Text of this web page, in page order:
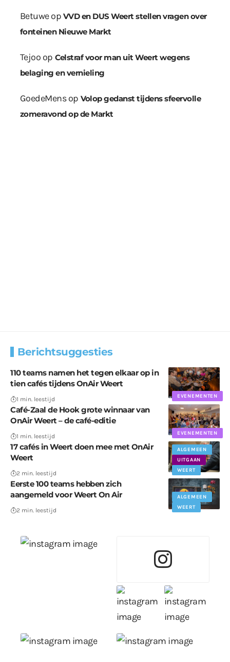
Betuweop VVD en DUS Weert stellen vragen over
fonteinen Nieuwe Markt
Tejoo op Celstraf voor man uit Weert wegens
belaging en vernieling
GoedeMensop Volop gedanst tijdens sfeervolle
zomeravond op de Markt
Berichtsuggesties
EVENEMENTEN
110 teams namen het tegen elkaar op in
tien cafés tijdens OnAir Weert
1 min. leestijd
EVENEMENTEN
Café-Zaal de Hook grote winnaar van
OnAir Weert – de café-editie
1 min. leestijd
ALGEMEEN
UITGAAN
WEERT
17 cafés in Weert doen mee met OnAir
Weert
2 min. leestijd
ALGEMEEN
WEERT
Eerste 100 teams hebben zich
aangemeld voor Weert On Air
2 min. leestijd